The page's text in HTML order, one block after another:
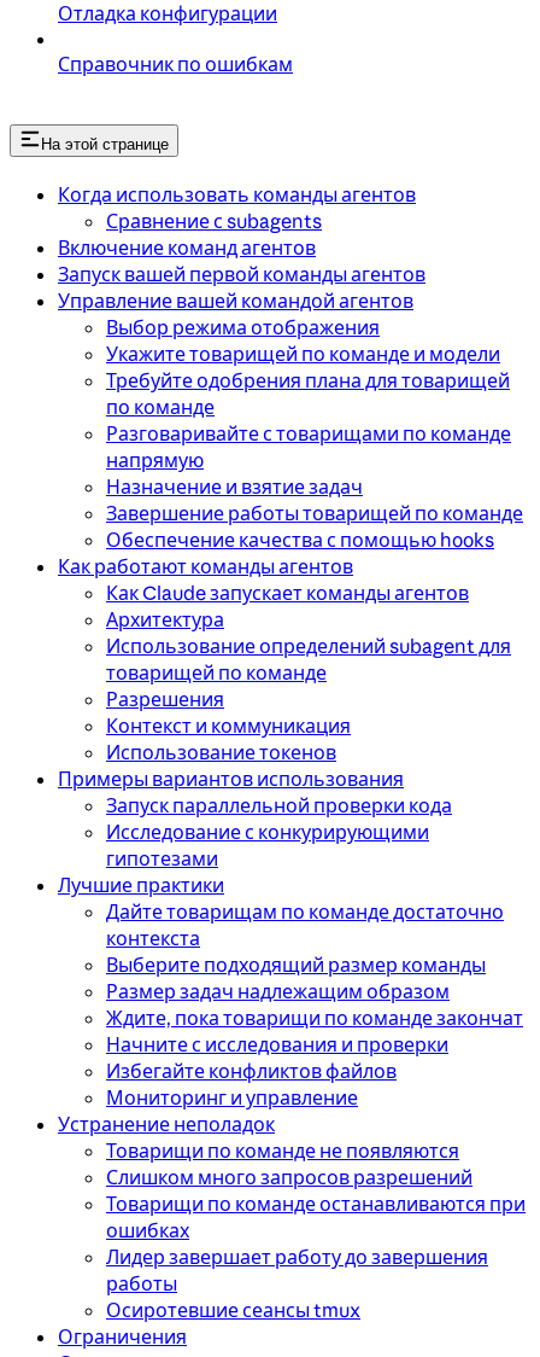
Отладка конфигурации
Справочник по ошибкам
На этой странице
Когда использовать команды агентов
Сравнение с subagents
Включение команд агентов
Запуск вашей первой команды агентов
Управление вашей командой агентов
Выбор режима отображения
Укажите товарищей по команде и модели
Требуйте одобрения плана для товарищей
по команде
Разговаривайте с товарищами по команде
напрямую
Назначение и взятие задач
Завершение работы товарищей по команде
Обеспечение качества с помощью hooks
Как работают команды агентов
Как Claude запускает команды агентов
Архитектура
Использование определений subagent для
товарищей по команде
Разрешения
Контекст и коммуникация
Использование токенов
Примеры вариантов использования
Запуск параллельной проверки кода
Исследование с конкурирующими
гипотезами
Лучшие практики
Дайте товарищам по команде достаточно
контекста
Выберите подходящий размер команды
Размер задач надлежащим образом
Ждите, пока товарищи по команде закончат
Начните с исследования и проверки
Избегайте конфликтов файлов
Мониторинг и управление
Устранение неполадок
Товарищи по команде не появляются
Слишком много запросов разрешений
Товарищи по команде останавливаются при
ошибках
Лидер завершает работу до завершения
работы
Осиротевшие сеансы tmux
Ограничения